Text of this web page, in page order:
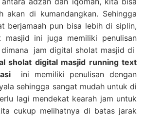
akan di kumandangkan. Sehingga
berjamaah pun bisa lebih di siplin,
masjid ini juga memiliki penulisan
jam digital sholat masjid di
sholat digital masjid running text
ini memiliki penulisan dengan
sehingga sangat mudah untuk di
lagi mendekat kearah jam untuk
cukup melihatnya di batas jarak